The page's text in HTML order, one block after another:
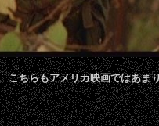
こちらもアメリカ映画ではあま